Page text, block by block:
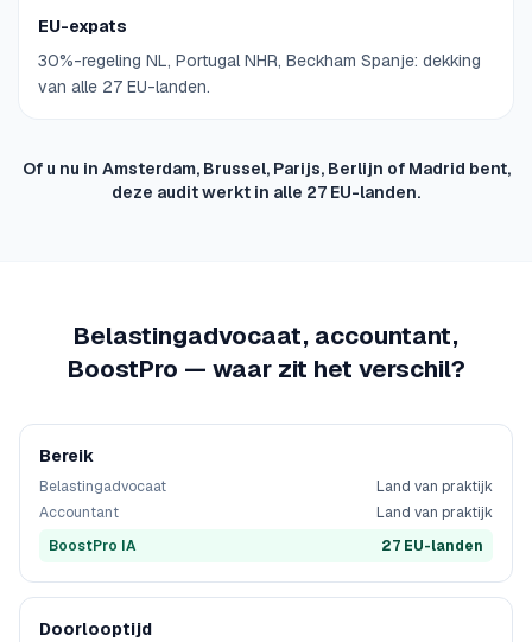
EU-expats
30%-regeling NL, Portugal NHR, Beckham Spanje: dekking
van alle 27 EU-landen.
Of u nu in Amsterdam, Brussel, Parijs, Berlijn of Madrid bent,
deze audit werkt in alle 27 EU-landen.
Belastingadvocaat, accountant,
BoostPro — waar zit het verschil?
Bereik
Belastingadvocaat
Land van praktijk
Accountant
Land van praktijk
BoostPro IA
27 EU-landen
Doorlooptijd